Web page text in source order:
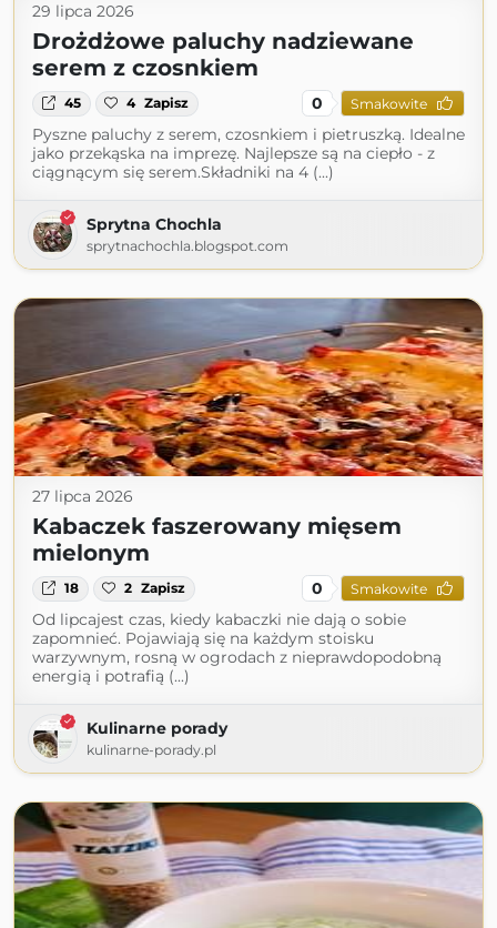
29 lipca 2026
Drożdżowe paluchy nadziewane
serem z czosnkiem
45 4 Zapisz 0 Smakowite
Pyszne paluchy z serem, czosnkiem i pietruszką. Idealne
jako przekąska na imprezę. Najlepsze są na ciepło - z
ciągnącym się serem.Składniki na 4 (...)
Sprytna Chochla
sprytnachochla.blogspot.com
27 lipca 2026
Kabaczek faszerowany mięsem
mielonym
18 2 Zapisz 0 Smakowite
Od lipcajest czas, kiedy kabaczki nie dają o sobie
zapomnieć. Pojawiają się na każdym stoisku
warzywnym, rosną w ogrodach z nieprawdopodobną
energią i potrafią (...)
Kulinarne porady
kulinarne-porady.pl